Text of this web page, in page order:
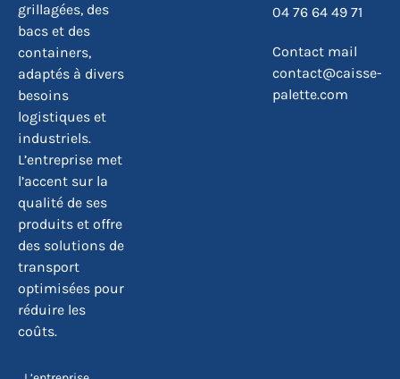
grillagées, des
bacs et des
containers,
adaptés à divers
besoins
logistiques et
industriels.
L’entreprise met
l’accent sur la
qualité de ses
produits et offre
des solutions de
transport
optimisées pour
réduire les
coûts.
04 76 64 49 71
Contact mail
contact@caisse-
palette.com